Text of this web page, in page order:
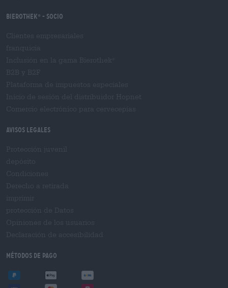
Bierothek ® - Socio
Avisos legales
Métodos de pago